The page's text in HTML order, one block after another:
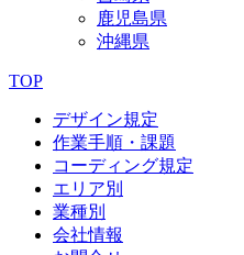
鹿児島県
沖縄県
TOP
デザイン規定
作業手順・課題
コーディング規定
エリア別
業種別
会社情報